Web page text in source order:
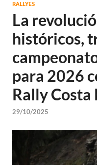
RALLYES
La
históricos,
para 2026
Rally Costa
29/10/2025